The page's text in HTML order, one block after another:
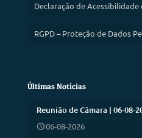
Declaração de Acessibilidade
RGPD – Proteção de Dados
Últimas Notícias
Reunião de Câmara | 06-08-
06-08-2026